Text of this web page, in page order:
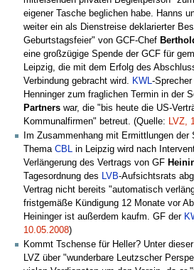
eigener Tasche beglichen habe. Hanns
weiter ein als Dienstreise deklarierter
Geburtstagsfeier" von GCF-Chef
eine großzügige Spende der GCF für
Leipzig, die mit dem Erfolg des
Verbindung gebracht wird. KWL-
Henninger zum fraglichen Termin in der
Partners war, die "bis heute die US-
Kommunalfirmen" betreut. (Quelle: LVZ,
Im Zusammenhang mit Ermittlungen
Thema CBL in Leipzig wird nach
Verlängerung des Vertrags von GF
Tagesordnung des LVB-Aufsichtsrats
Vertrag nicht bereits "automatisch
fristgemäße Kündigung 12 Monate vor
Heininger ist außerdem kaufm. GF der
10.05.2008)
Kommt Tschense für Heller? Unter
LVZ über "wunderbare Leutzscher